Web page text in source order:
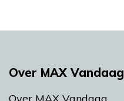
Over MAX Vandaag
Over MAX Vandaag